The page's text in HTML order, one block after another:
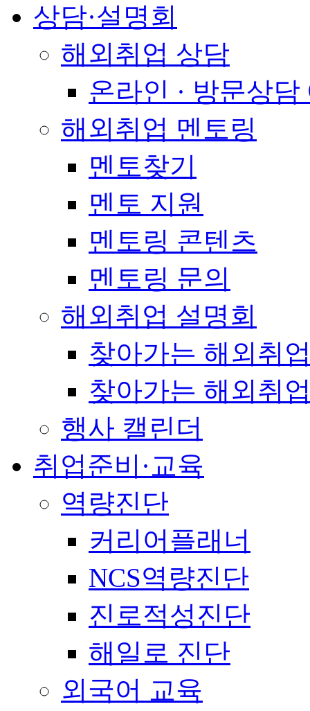
상담·설명회
해외취업 상담
온라인 · 방문상담
해외취업 멘토링
멘토찾기
멘토 지원
멘토링 콘텐츠
멘토링 문의
해외취업 설명회
찾아가는 해외취
찾아가는 해외취
행사 캘린더
취업준비·교육
역량진단
커리어플래너
NCS역량진단
진로적성진단
해일로 진단
외국어 교육